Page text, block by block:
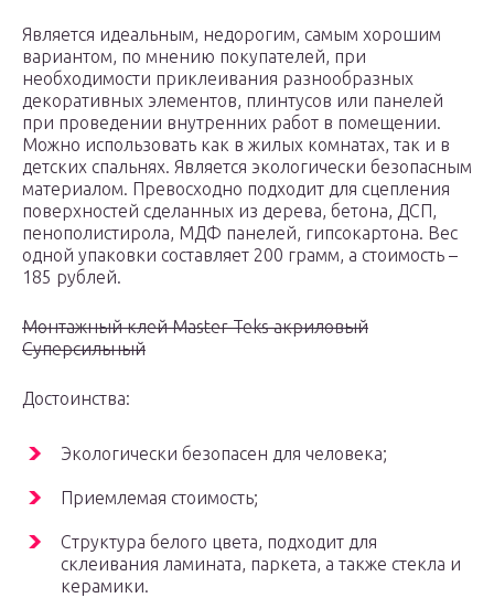
Является идеальным, недорогим, самым хорошим
вариантом, по мнению покупателей, при
необходимости приклеивания разнообразных
декоративных элементов, плинтусов или панелей
при проведении внутренних работ в помещении.
Можно использовать как в жилых комнатах, так и в
детских спальнях. Является экологически безопасным
материалом. Превосходно подходит для сцепления
поверхностей сделанных из дерева, бетона, ДСП,
пенополистирола, МДФ панелей, гипсокартона. Вес
одной упаковки составляет 200 грамм, а стоимость –
185 рублей.
Монтажный клей Master Teks акриловый
Суперсильный
Достоинства:
Экологически безопасен для человека;
Приемлемая стоимость;
Структура белого цвета, подходит для
склеивания ламината, паркета, а также стекла и
керамики.